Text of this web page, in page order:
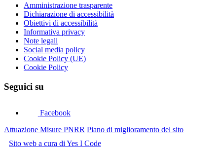
Amministrazione trasparente
Dichiarazione di accessibilità
Obiettivi di accessibilità
Informativa privacy
Note legali
Social media policy
Cookie Policy (UE)
Cookie Policy
Seguici su
Facebook
Attuazione Misure PNRR Piano di miglioramento del sito
Sito web a cura di Yes I Code